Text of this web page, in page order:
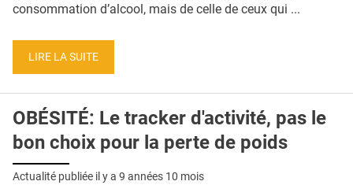
CONDITIONS GÉNÉRALES
CRÉDITS
consommation d’alcool, mais de celle de ceux qui ...
LIRE LA SUITE
OBÉSITÉ: Le tracker d'activité, pas le
bon choix pour la perte de poids
Actualité publiée il y a 9 années 10 mois